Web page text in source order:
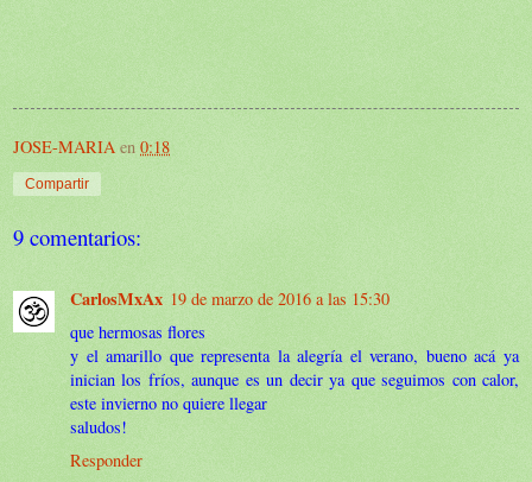
JOSE-MARIA en 0:18
Compartir
9 comentarios:
CarlosMxAx 19 de marzo de 2016 a las 15:30
que hermosas flores
y el amarillo que representa la alegría el verano, bueno acá ya
inician los fríos, aunque es un decir ya que seguimos con calor,
este invierno no quiere llegar
saludos!
Responder